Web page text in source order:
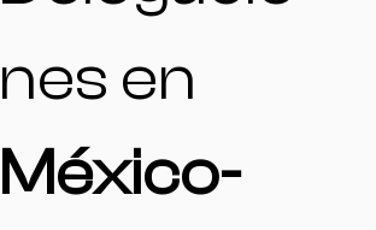
nes en
México-